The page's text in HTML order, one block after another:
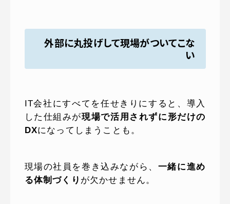
外部に丸投げして現場がついてこな
い
IT会社にすべてを任せきりにすると、導入
した仕組みが現場で活用されずに形だけの
DXになってしまうことも。
現場の社員を巻き込みながら、 一緒に進め
る体制づくり が欠かせません。